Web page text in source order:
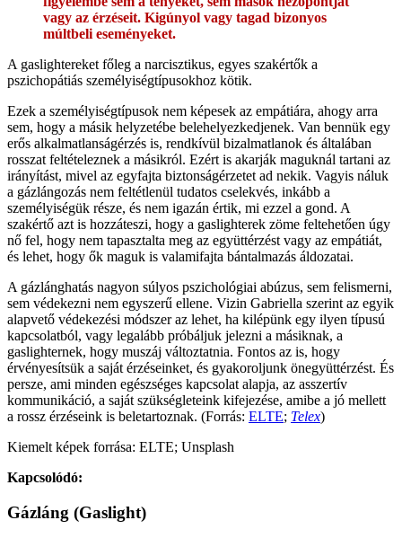
vagy az érzéseit. Kigúnyol vagy tagad bizonyos
múltbeli eseményeket.
A gaslightereket főleg a narcisztikus, egyes szakértők a
pszichopátiás személyiségtípusokhoz kötik.
Ezek a személyiségtípusok nem képesek az empátiára, ahogy arra
sem, hogy a másik helyzetébe belehelyezkedjenek. Van bennük egy
erős alkalmatlanságérzés is, rendkívül bizalmatlanok és általában
rosszat feltételeznek a másikról. Ezért is akarják maguknál tartani az
irányítást, mivel az egyfajta biztonságérzetet ad nekik. Vagyis náluk
a gázlángozás nem feltétlenül tudatos cselekvés, inkább a
személyiségük része, és nem igazán értik, mi ezzel a gond. A
szakértő azt is hozzáteszi, hogy a gaslighterek zöme feltehetően úgy
nő fel, hogy nem tapasztalta meg az együttérzést vagy az empátiát,
és lehet, hogy ők maguk is valamifajta bántalmazás áldozatai.
A gázlánghatás nagyon súlyos pszichológiai abúzus, sem felismerni,
sem védekezni nem egyszerű ellene. Vizin Gabriella szerint az egyik
alapvető védekezési módszer az lehet, ha kilépünk egy ilyen típusú
kapcsolatból, vagy legalább próbáljuk jelezni a másiknak, a
gaslighternek, hogy muszáj változtatnia. Fontos az is, hogy
érvényesítsük a saját érzéseinket, és gyakoroljunk önegyüttérzést. És
persze, ami minden egészséges kapcsolat alapja, az asszertív
kommunikáció, a saját szükségleteink kifejezése, amibe a jó mellett
a rossz érzéseink is beletartoznak. (Forrás: ELTE; Telex)
Kiemelt képek forrása: ELTE; Unsplash
Kapcsolódó:
Gázláng (Gaslight)